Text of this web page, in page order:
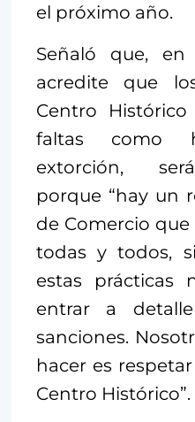
el próximo año.
Señaló que,
acredite que
Centro
faltas como
extorción,
porque “hay un
de Comercio
todas y todos,
estas prácticas
entrar a
sanciones.
hacer es
Centro Histórico”.